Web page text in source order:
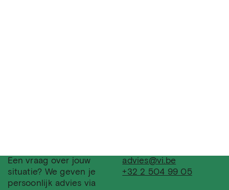
Een vraag over jouw
situatie? We geven je
persoonlijk advies via
advies@vi.be
+32 2 504 99 05